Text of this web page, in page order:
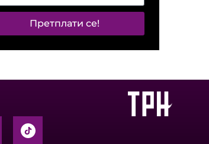
Претплати се!